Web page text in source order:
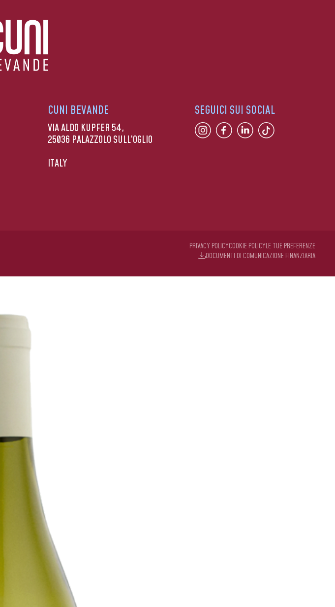
CUNI BEVANDE
VIA ALDO KUPFER 54,
25036 PALAZZOLO SULL’OGLIO
ITALY
SEGUICI SUI SOCIAL
PRIVACY POLICYCOOKIE POLICYLE TUE PREFERENZE
DOCUMENTI DI COMUNICAZIONE FINANZIARIA